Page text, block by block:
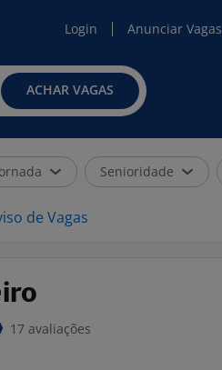
Login Anunciar Vagas
ACHAR VAGAS
Senioridade
de Vagas
17 avaliações